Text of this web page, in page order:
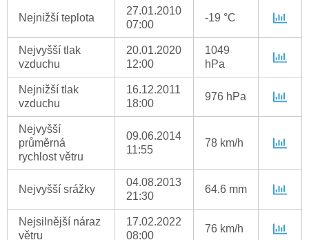
Nejnižší teplota
27.01.2010
07:00
-19 °C
Nejvyšší tlak
vzduchu
20.01.2020
12:00
1049
hPa
Nejnižší tlak
vzduchu
16.12.2011
18:00
976 hPa
Nejvyšší
průměrná
rychlost větru
09.06.2014
11:55
78 km/h
Nejvyšší srážky
04.08.2013
21:30
64.6 mm
Nejsilnější náraz
větru
17.02.2022
08:00
76 km/h